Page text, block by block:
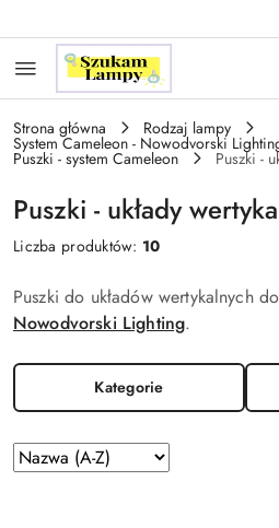
Strona główna Rodzaj lampy
System Cameleon - Nowodvorski
Puszki - system Cameleon Puszki -
Puszki - układy
Liczba produktów: 10
Puszki do układów wertykalnych
Nowodvorski Lighting.
Kategorie
Zastosowano
sortowanie:
Sortuj
według